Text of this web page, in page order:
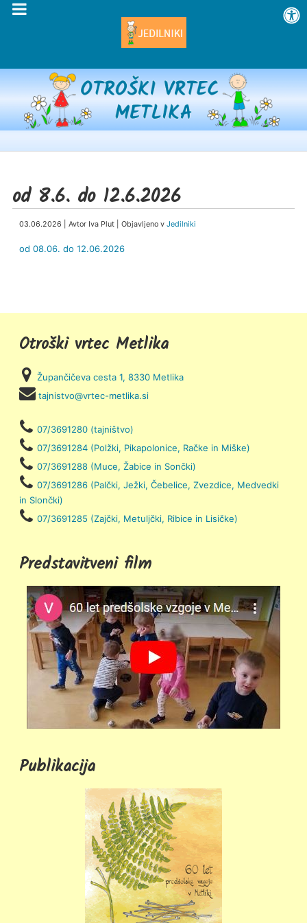
od 8.6. do 12.6.2026
03.06.2026 | Avtor Iva Plut | Objavljeno v Jedilniki
od 08.06. do 12.06.2026
Otroški vrtec Metlika
Župančičeva cesta 1, 8330 Metlika
tajnistvo@vrtec-metlika.si
07/3691280 (tajništvo)
07/3691284 (Polžki, Pikapolonice, Račke in Miške)
07/3691288 (Muce, Žabice in Sončki)
07/3691286 (Palčki, Ježki, Čebelice, Zvezdice, Medvedki
in Slončki)
07/3691285 (Zajčki, Metuljčki, Ribice in Lisičke)
Predstavitveni film
Publikacija